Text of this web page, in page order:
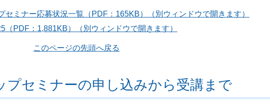
セミナー応募状況一覧（PDF：165KB）（別ウィンドウで開きます）
（PDF：1,881KB）（別ウィンドウで開きます）
このページの先頭へ戻る
プセミナーの申し込みから受講まで